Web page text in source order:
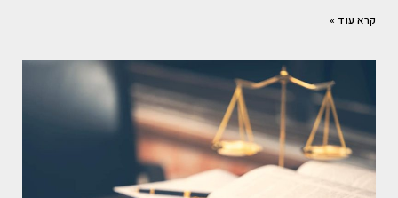
קרא עוד »